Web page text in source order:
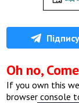
Oh no,
If you own this
browser console